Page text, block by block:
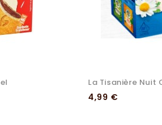
La Tisanière Nuit
Preço
4,99 €